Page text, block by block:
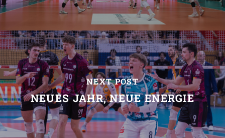
NEXT POST
NEUES JAHR, NEUE ENERGIE